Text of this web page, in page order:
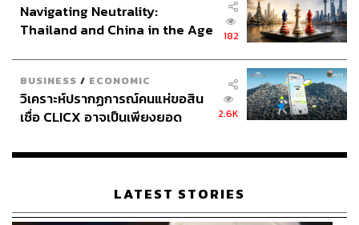
Navigating Neutrality:
Thailand and China in the Age
182
BUSINESS / ECONOMIC
วิเคราะห์ปรากฏการณ์คนแห่ขอสิน
เชื่อ CLICX อาจเป็นเพียงยอด
เรือนไทยที่ถูกซุกไว้
2.6K
LATEST STORIES